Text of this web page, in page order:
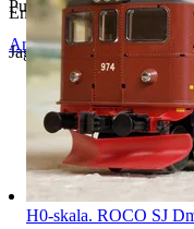
Enligt bilder som visar
Jag samfraktar alltid till
Publicerad 15 maj 14:58
Anmäl Sälj liknande
H0-skala. ROCO SJ